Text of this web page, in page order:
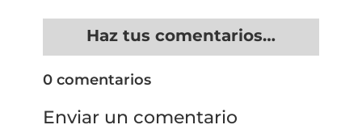
Haz tus comentarios…
0 comentarios
Enviar un comentario